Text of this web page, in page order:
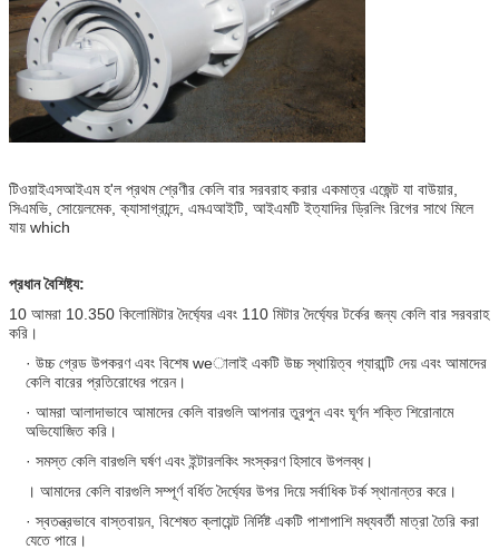
টিওয়াইএসআইএম হ'ল প্রথম শ্রেণীর কেলি বার সরবরাহ করার একমাত্র এজেন্ট যা বাউয়ার,
সিএমভি, সোয়েলমেক, ক্যাসাগ্রান্দে, এমএআইটি, আইএমটি ইত্যাদির ড্রিলিং রিগের সাথে মিলে
যায় which
প্রধান বৈশিষ্ট্য:
10 আমরা 10.350 কিলোমিটার দৈর্ঘ্যের এবং 110 মিটার দৈর্ঘ্যের টর্কের জন্য কেলি বার সরবরাহ
করি।
· উচ্চ গ্রেড উপকরণ এবং বিশেষ weালাই একটি উচ্চ স্থায়িত্ব গ্যারান্টি দেয় এবং আমাদের
কেলি বারের প্রতিরোধের পরেন।
· আমরা আলাদাভাবে আমাদের কেলি বারগুলি আপনার তুরপুন এবং ঘূর্ণন শক্তি শিরোনামে
অভিযোজিত করি।
· সমস্ত কেলি বারগুলি ঘর্ষণ এবং ইন্টারলকিং সংস্করণ হিসাবে উপলব্ধ।
। আমাদের কেলি বারগুলি সম্পূর্ণ বর্ধিত দৈর্ঘ্যের উপর দিয়ে সর্বাধিক টর্ক স্থানান্তর করে।
· স্বতন্ত্রভাবে বাস্তবায়ন, বিশেষত ক্লায়েন্ট নির্দিষ্ট একটি পাশাপাশি মধ্যবর্তী মাত্রা তৈরি করা
যেতে পারে।